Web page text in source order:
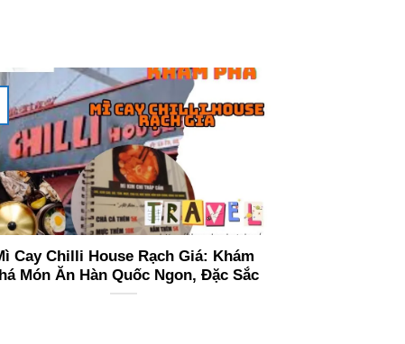
Cay Chilli House Rạch Giá: Khám
Món Ăn Hàn Quốc Ngon, Đặc Sắc